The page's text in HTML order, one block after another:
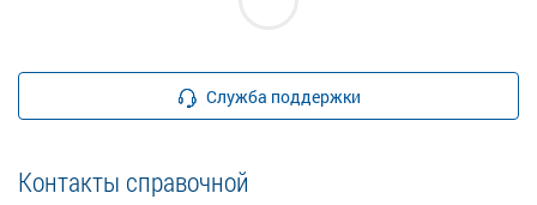
Служба поддержки
Контакты справочной